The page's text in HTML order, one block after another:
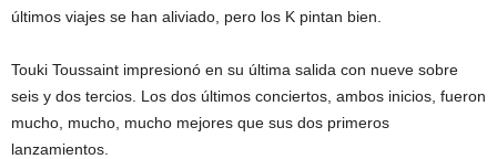
últimos viajes se han aliviado, pero los K pintan bien.
Touki Toussaint impresionó en su última salida con nueve sobre
seis y dos tercios. Los dos últimos conciertos, ambos inicios, fueron
mucho, mucho, mucho mejores que sus dos primeros
lanzamientos.